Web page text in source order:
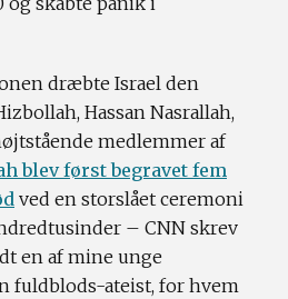
dræbte Israel den
Hassan Nasrallah,
medlemmer af
blev først begravet fem
ved en storslået ceremoni
– CNN skrev
en af mine unge
fuldblods-ateist, for hvem